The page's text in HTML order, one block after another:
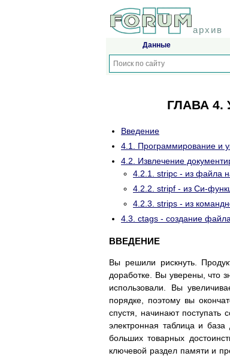
архив
Данные
ГЛАВА 4.
Введение
4.1. Программирование и
4.2. Извлечение
4.2.1. stripc - из файла
4.2.2. stripf - из Си-
4.2.3. strips - из
4.3. ctags - создание
ВВЕДЕНИЕ
Вы решили рискнуть.
доработке. Вы уверены, что
использовали. Вы
порядке, поэтому вы
спустя, начинают поступать
электронная таблица и
больших товарных
ключевой раздел памяти и